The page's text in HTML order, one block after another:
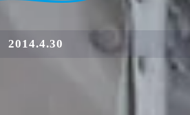
2014.4.30